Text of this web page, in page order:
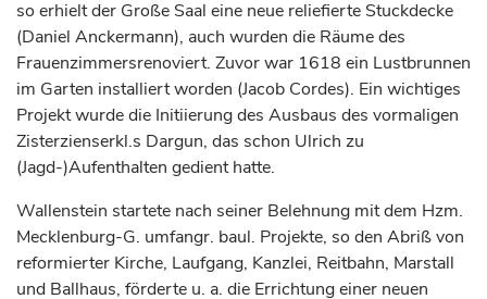
so erhielt der Große Saal eine neue reliefierte Stuckdecke
(Daniel Anckermann), auch wurden die Räume des
Frauenzimmersrenoviert. Zuvor war 1618 ein Lustbrunnen
im Garten installiert worden (Jacob Cordes). Ein wichtiges
Projekt wurde die Initiierung des Ausbaus des vormaligen
Zisterzienserkl.s Dargun, das schon Ulrich zu
(Jagd-)Aufenthalten gedient hatte.
Wallenstein startete nach seiner Belehnung mit dem Hzm.
Mecklenburg-G. umfangr. baul. Projekte, so den Abriß von
reformierter Kirche, Laufgang, Kanzlei, Reitbahn, Marstall
und Ballhaus, förderte u. a. die Errichtung einer neuen